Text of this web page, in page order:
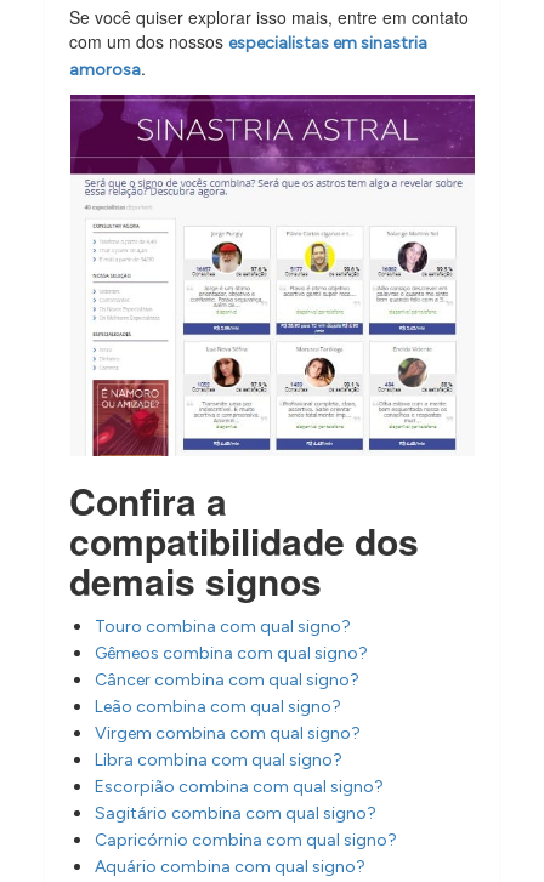
Se você quiser explorar isso mais, entre em contato
com um dos nossosespecialistas em sinastria
amorosa.
Confira a
compatibilidade dos
demais signos
Touro combina com qual signo?
Gêmeos combina com qual signo?
Câncer combina com qual signo?
Leão combina com qual signo?
Virgem combina com qual signo?
Libra combina com qual signo?
Escorpião combina com qual signo?
Sagitário combina com qual signo?
Capricórnio combina com qual signo?
Aquário combina com qual signo?